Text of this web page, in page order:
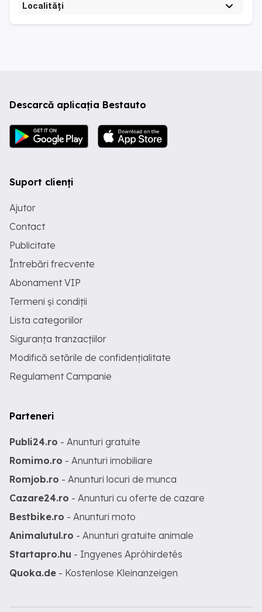
Localități
Descarcă aplicația Bestauto
Suport clienți
Ajutor
Contact
Publicitate
Întrebări frecvente
Abonament VIP
Termeni și condiții
Lista categoriilor
Siguranța tranzacțiilor
Modifică setările de confidențialitate
Regulament Campanie
Parteneri
Publi24.ro - Anunturi gratuite
Romimo.ro - Anunturi imobiliare
Romjob.ro - Anunturi locuri de munca
Cazare24.ro - Anunturi cu oferte de cazare
Bestbike.ro - Anunturi moto
Animalutul.ro - Anunturi gratuite animale
Startapro.hu - Ingyenes Apróhirdetés
Quoka.de - Kostenlose Kleinanzeigen